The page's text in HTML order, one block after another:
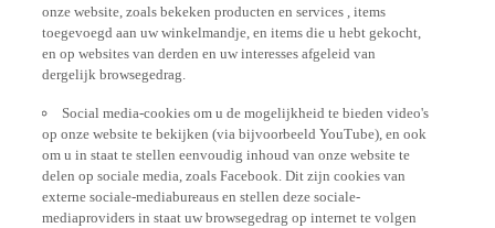
onze website, zoals bekeken producten en services , items
toegevoegd aan uw winkelmandje, en items die u hebt gekocht,
en op websites van derden en uw interesses afgeleid van
dergelijk browsegedrag.
Social media-cookies om u de mogelijkheid te bieden video's
op onze website te bekijken (via bijvoorbeeld YouTube), en ook
om u in staat te stellen eenvoudig inhoud van onze website te
delen op sociale media, zoals Facebook. Dit zijn cookies van
externe sociale-mediabureaus en stellen deze sociale-
mediaproviders in staat uw browsegedrag op internet te volgen